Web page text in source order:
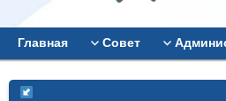
Главная Совет